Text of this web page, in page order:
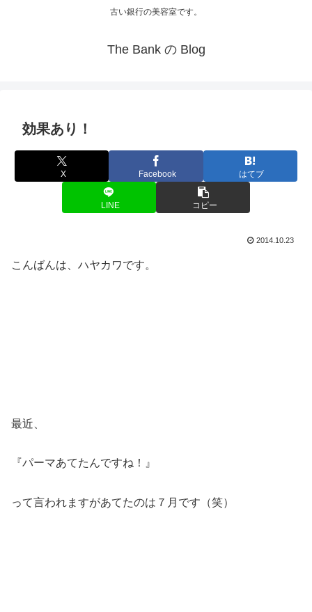
古い銀行の美容室です。
The Bank の Blog
効果あり！
X Facebook はてブ
LINE コピー
2014.10.23
こんばんは、ハヤカワです。
最近、
『パーマあてたんですね！』
って言われますがあてたのは７月です（笑）